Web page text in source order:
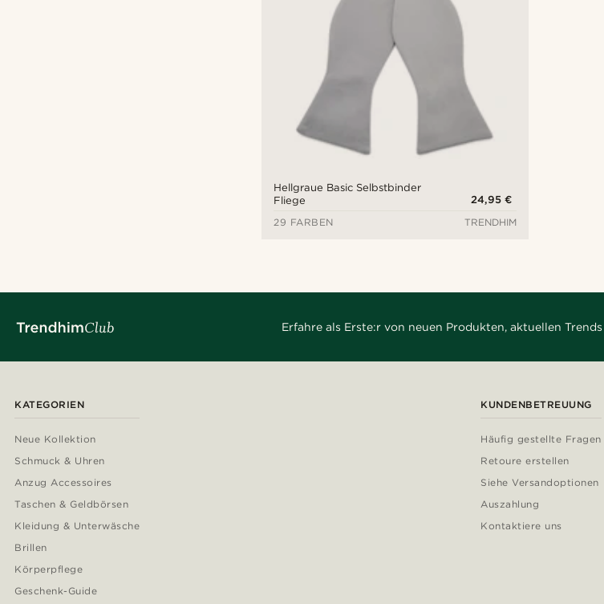
Hellgraue Basic Selbstbinder
Fliege
24,95 €
29 FARBEN
TRENDHIM
Erfahre als Erste:r von neuen Produkten, aktuellen
KATEGORIEN
Neue Kollektion
Schmuck & Uhren
Anzug Accessoires
Taschen & Geldbörsen
Kleidung & Unterwäsche
Brillen
Körperpflege
Geschenk-Guide
KUNDENBETREUUNG
Häufig gestellte Fragen
Retoure erstellen
Siehe Versandoptionen
Auszahlung
Kontaktiere uns